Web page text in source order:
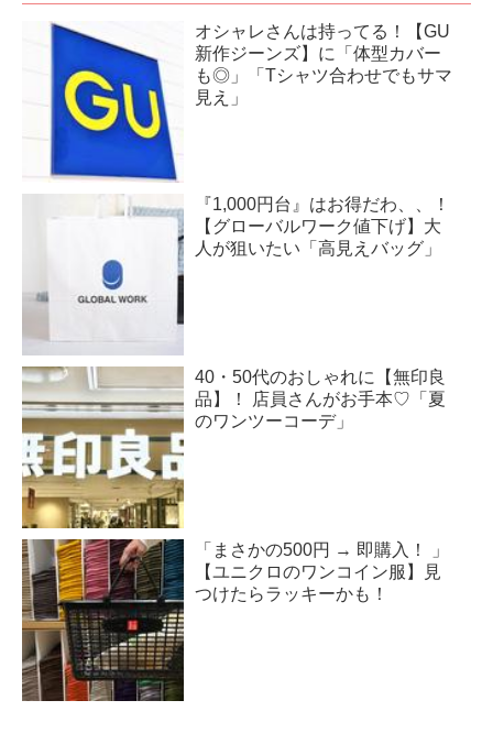
オシャレさんは持ってる！【GU
新作ジーンズ】に「体型カバー
も◎」「Tシャツ合わせでもサマ
見え」
『1,000円台』はお得だわ、、！
【グローバルワーク値下げ】大
人が狙いたい「高見えバッグ」
40・50代のおしゃれに【無印良
品】！ 店員さんがお手本♡「夏
のワンツーコーデ」
「まさかの500円 → 即購入！ 」
【ユニクロのワンコイン服】見
つけたらラッキーかも！